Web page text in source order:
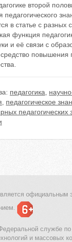
второй
педагогического
в статье с разных
функция
и её связи с
средство повышения
педагогика,
, педагогическое
педагогических
официальным
службе
и массовых